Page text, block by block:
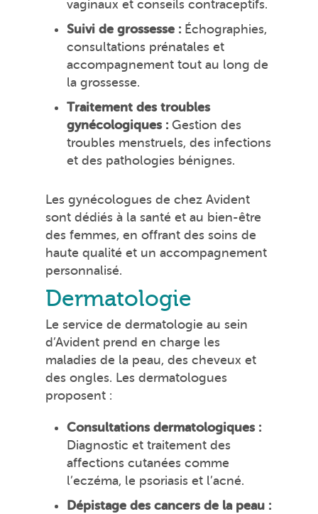
vaginaux et conseils contraceptifs.
Suivi de grossesse : Échographies,
consultations prénatales et
accompagnement tout au long de
la grossesse.
Traitement des troubles
gynécologiques : Gestion des
troubles menstruels, des infections
et des pathologies bénignes.
Les gynécologues de chez Avident
sont dédiés à la santé et au bien-être
des femmes, en offrant des soins de
haute qualité et un accompagnement
personnalisé.
Dermatologie
Le service de dermatologie au sein
d’Avident prend en charge les
maladies de la peau, des cheveux et
des ongles. Les dermatologues
proposent :
Consultations dermatologiques :
Diagnostic et traitement des
affections cutanées comme
l’eczéma, le psoriasis et l’acné.
Dépistage des cancers de la peau :